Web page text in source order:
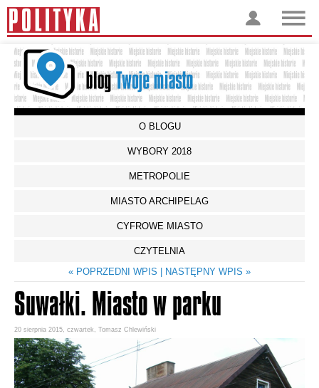
O BLOGU
WYBORY 2018
METROPOLIE
MIASTO ARCHIPELAG
CYFROWE MIASTO
CZYTELNIA
« POPRZEDNI WPIS
| NASTĘPNY WPIS »
Suwałki. Miasto w parku
20 sierpnia 2015, czwartek , Tomasz Chlewiński